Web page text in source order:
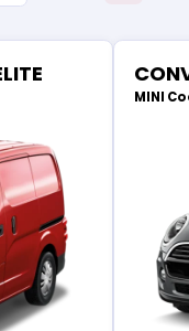
MINI